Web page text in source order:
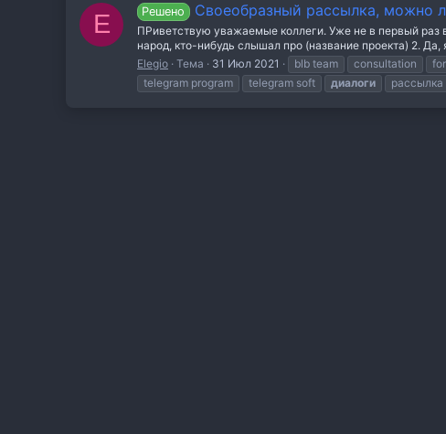
E Решено Своеобразный рассылка, можно
ПРиветствую уважаемые коллеги. Уже не в первый раз
народ, кто-нибудь слышал про (название проекта) 2.
Elegio Тема 31 Июл 2021 blb team consultation
telegram program
telegram soft диалоги рассылка